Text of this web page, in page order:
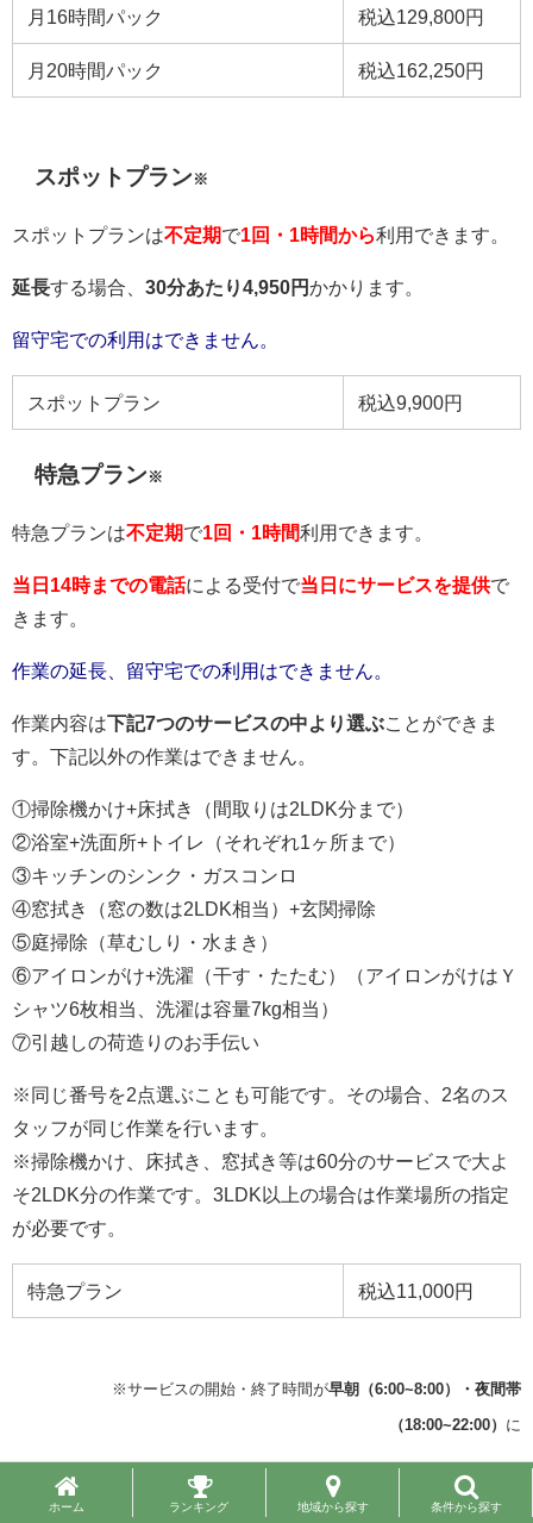
月16時間パック 税込129,800円
月20時間パック 税込162,250円
スポットプラン ※
スポットプランは不定期で1回・1時間から利用できます。
延長する場合、 30分あたり4,950円かかります。
留守宅での利用はできません。
スポットプラン 税込9,900円
特急プラン ※
特急プランは不定期で1回・1時間利用できます。
当日14時までの電話による受付で当日にサービスを提供で
きます。
作業の延長、留守宅での利用はできません。
作業内容は下記7つのサービスの中より選ぶことができま
す。下記以外の作業はできません。
①掃除機かけ+床拭き（間取りは2LDK分まで）
②浴室+洗面所+トイレ（それぞれ1ヶ所まで）
③キッチンのシンク・ガスコンロ
④窓拭き（窓の数は2LDK相当）+玄関掃除
⑤庭掃除（草むしり・水まき）
⑥アイロンがけ+洗濯（干す・たたむ）（アイロンがけはＹ
シャツ6枚相当、洗濯は容量7kg相当）
⑦引越しの荷造りのお手伝い
※同じ番号を2点選ぶことも可能です。その場合、2名のス
タッフが同じ作業を行います。
※掃除機かけ、床拭き、窓拭き等は60分のサービスで大よ
そ2LDK分の作業です。3LDK以上の場合は作業場所の指定
が必要です。
特急プラン 税込11,000円
※サービスの開始・終了時間が早朝（6:00~8:00）・夜間帯
（18:00~22:00） に
かかる場合、 25％の時間帯別加算が発生します。